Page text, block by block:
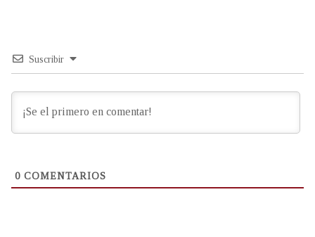
Suscribir
0 COMENTARIOS